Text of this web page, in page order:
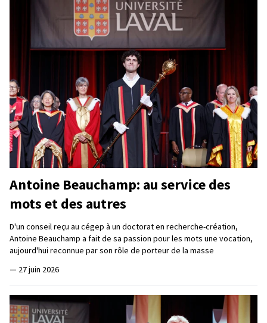
Antoine Beauchamp: au service des
mots et des autres
D'un conseil reçu au cégep à un doctorat en recherche-création,
Antoine Beauchamp a fait de sa passion pour les mots une vocation,
aujourd'hui reconnue par son rôle de porteur de la masse
— 27 juin 2026